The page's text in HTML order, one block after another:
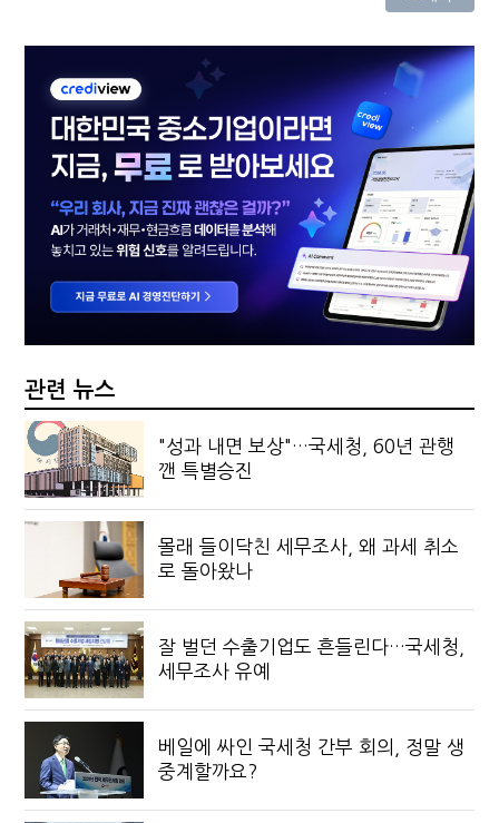
관련 뉴스
"성과 내면 보상"…국세청, 60년 관행
깬 특별승진
몰래 들이닥친 세무조사, 왜 과세 취소
로 돌아왔나
잘 벌던 수출기업도 흔들린다…국세청,
세무조사 유예
베일에 싸인 국세청 간부 회의, 정말 생
중계할까요?